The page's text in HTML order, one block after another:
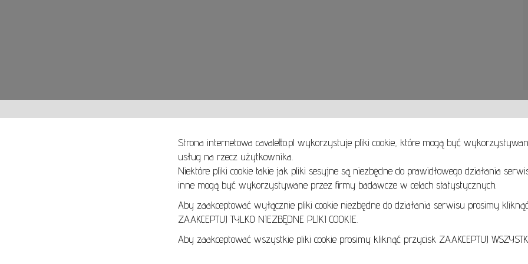
Strona internetowa cavaletto.pl wykorzystuje pliki cookie, które mogą być
usług na rzecz użytkownika.
Niektóre pliki cookie takie jak pliki sesyjne są niezbędne do prawidłowego działania
inne mogą być wykorzystywane przez firmy badawcze w celach statystycznych.
Aby zaakceptować wyłącznie pliki cookie niezbędne do działania serwisu prosimy
ZAAKCEPTUJ TYLKO NIEZBĘDNE PLIKI COOKIE.
Aby zaakceptować wszystkie pliki cookie prosimy kliknąć przycisk ZAAKCEPTUJ
SPOSOBY PŁATNOŚCI
SPOSOBY DOSTAWY
ZWROTY I REKLAMACJE
REGULAMIN AUKCJI
Zobacz, zakochaj się i wybierz obrazy na ścianę Twojego domu i biura już dziś!
Obrazy olejne oraz akrylowe, akwarele, pastele, grafiki, rzeźby ceramiczne, metalowe i
Znajdziesz u Nas wszystkie style i techniki malarskie. Realizm, Ekspresjonizm, Surrealizm,
Magiczny a może sztuka współczesna, która często łączy wszystkie style?
Zapraszamy online oraz do galerii stacjonarnej:
Art Gallery Cavaletto
Obrońcow Pokoju 3